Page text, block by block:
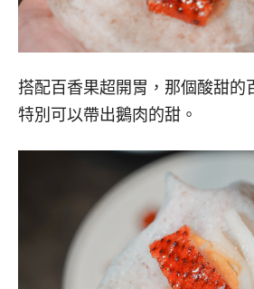
搭配百香果超開胃，那個酸甜的
特別可以帶出鵝肉的甜。